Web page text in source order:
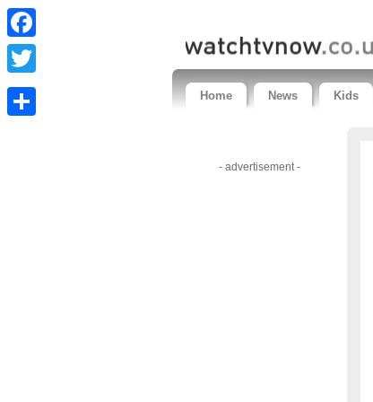
Facebook
Twitter
Home News Kids
- advertisement -